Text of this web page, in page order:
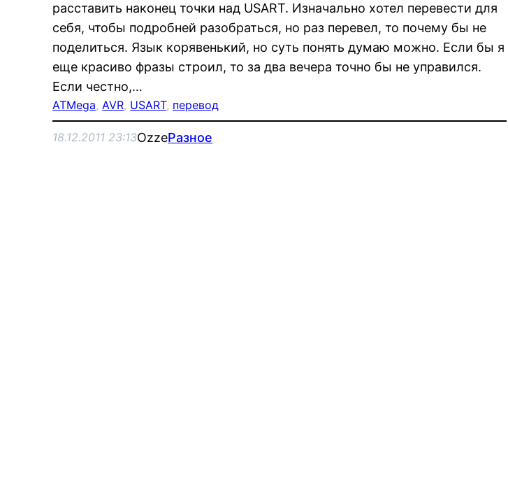
расставить наконец точки над USART. Изначально хотел перевести для
себя, чтобы подробней разобраться, но раз перевел, то почему бы не
поделиться. Язык корявенький, но суть понять думаю можно. Если бы я
еще красиво фразы строил, то за два вечера точно бы не управился.
Если честно,…
ATMega, AVR, USART, перевод
18.12.2011 23:13OzzeРазное